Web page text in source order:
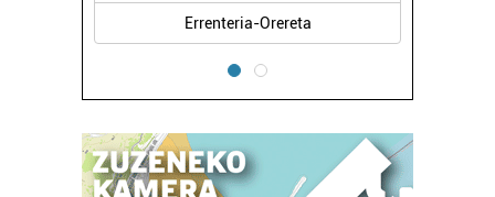
Errenteria-Orereta